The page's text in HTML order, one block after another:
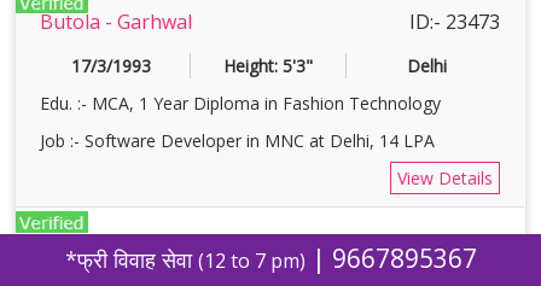
*फ्री विवाह सेवा (12 to 7 pm) | 9667895367
Butola - Garhwal ID:- 23473
17/3/1993 Height: 5'3"
Delhi
Edu. :- MCA, 1 Year Diploma in Fashion Technology
Job :- Software Developer in MNC at Delhi, 14 LPA
View Details
Rawat - Kumaun ID:- 23456